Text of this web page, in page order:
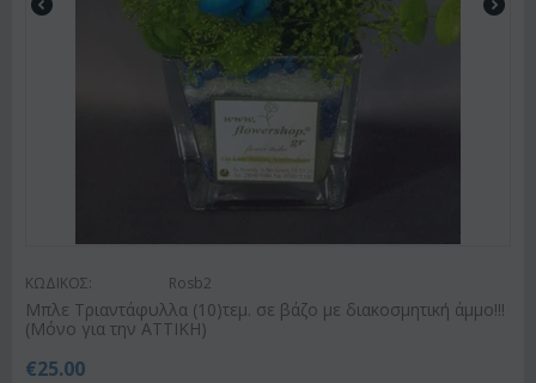
ΚΩΔΙΚΟΣ: Rosb2
Μπλε Τριαντάφυλλα (10)τεμ. σε βάζο με διακοσμητική άμμο!!!
(Μόνο για την ΑΤΤΙΚΗ)
€25.00